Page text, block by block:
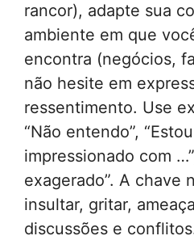
rancor), adapte sua
ambiente em que
encontra (negócios,
não hesite em
ressentimento. Use
“Não entendo”,
impressionado com
exagerado”. A chave
insultar, gritar,
discussões e